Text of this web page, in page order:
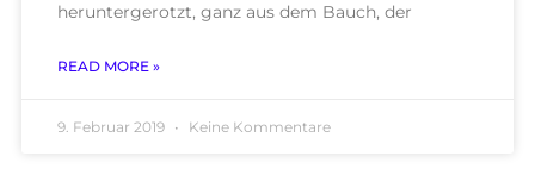
heruntergerotzt, ganz aus dem Bauch, der
READ MORE »
9. Februar 2019 Keine Kommentare